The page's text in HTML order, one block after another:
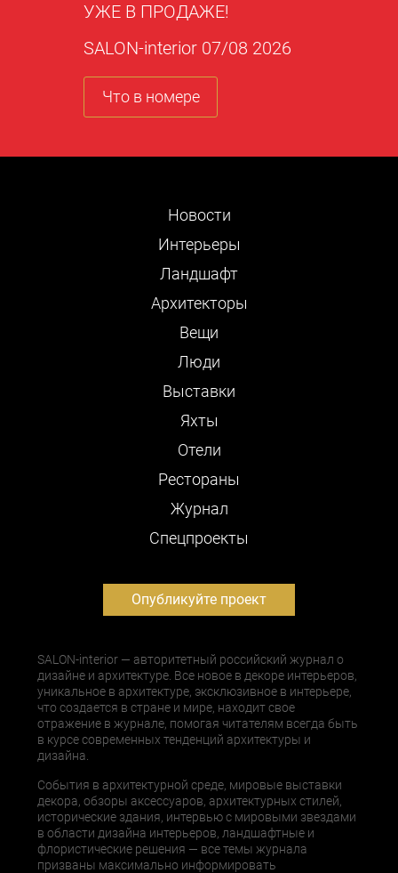
УЖЕ В ПРОДАЖЕ!
SALON-interior 07/08 2026
Что в номере
Новости
Интерьеры
Ландшафт
Архитекторы
Вещи
Люди
Выставки
Яхты
Отели
Рестораны
Журнал
Cпецпроекты
Опубликуйте проект
SALON-interior — авторитетный российский журнал о
дизайне и архитектуре. Все новое в декоре интерьеров,
уникальное в архитектуре, эксклюзивное в интерьере,
что создается в стране и мире, находит свое
отражение в журнале, помогая читателям всегда быть
в курсе современных тенденций архитектуры и
дизайна.
События в архитектурной среде, мировые выставки
декора, обзоры аксессуаров, архитектурных стилей,
исторические здания, интервью с мировыми звездами
в области дизайна интерьеров, ландшафтные и
флористические решения — все темы журнала
призваны максимально информировать